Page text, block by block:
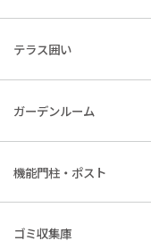
テラス囲い
ガーデンルーム
機能門柱・ポスト
ゴミ収集庫